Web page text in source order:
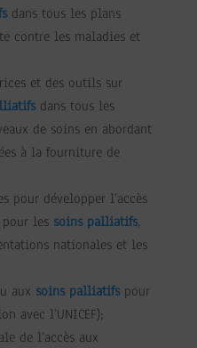
dans tous les plans
contre les maladies et
et des outils sur
dans tous les
de soins en abordant
à la fourniture de
pour développer l’accès
les soins palliatifs,
nationales et les
aux soins palliatifspour
avec l’UNICEF);
de l’accès aux